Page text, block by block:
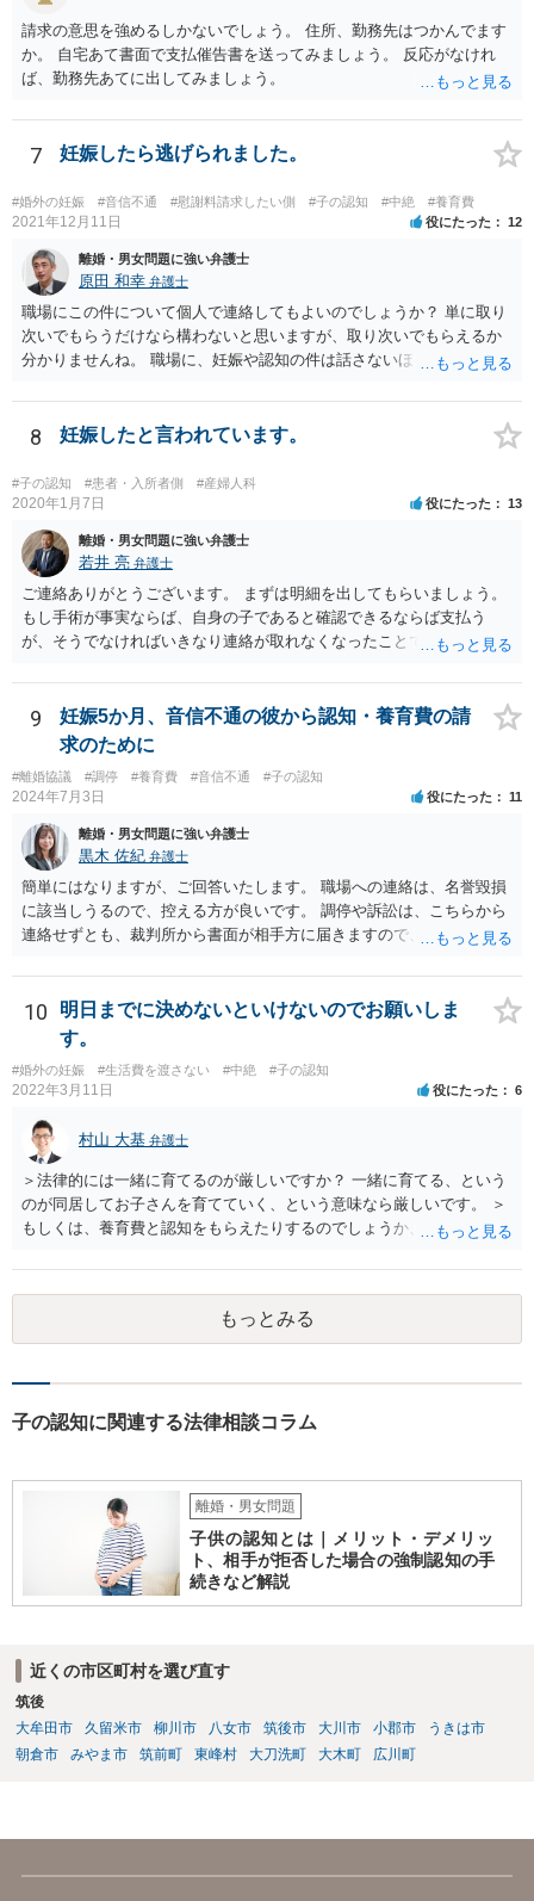
請求の意思を強めるしかないでしょう。 住所、勤務先はつかんでます
か。 自宅あて書面で支払催告書を送ってみましょう。 反応がなけれ
ば、勤務先あてに出してみましょう。
7 妊娠したら逃げられました。
#婚外の妊娠 #音信不通 #慰謝料請求したい側 #子の認知 #中絶 #養育費
2021年12月11日 役にたった 12
離婚・男女問題に強い弁護士
原田 和幸 弁護士
職場にこの件について個人で連絡してもよいのでしょうか？ 単に取り
次いでもらうだけなら構わないと思いますが、取り次いでもらえるか
分かりませんね。 職場に、妊娠や認知の件は話さないほうがよいと思
難しいと思われれば、弁護士に入ってもらうことも検討されてくださ
い。 一度、お近くの弁護士に相談されてみてもよいと思います。
8 妊娠したと言われています。
#子の認知 #患者・入所者側 #産婦人科
2020年1月7日 役にたった 13
離婚・男女問題に強い弁護士
若井 亮 弁護士
ご連絡ありがとうございます。 まずは明細を出してもらいましょう。
もし手術が事実ならば、自身の子であると確認できるならば支払う
が、そうでなければいきなり連絡が取れなくなったことで不信感もあ
してはいかがでしょうか。 代理人となる場合ですが、事務所ごとにま
ちまちです。 弊所の場合、交渉をお受けするとなると20万円くらいが
多いかと思います。
9
妊娠5か月、音信不通の彼から認知・養育費の請
求のために
#離婚協議 #調停 #養育費 #音信不通 #子の認知
2024年7月3日 役にたった 11
離婚・男女問題に強い弁護士
黒木 佐紀 弁護士
簡単にはなりますが、ご回答いたします。 職場への連絡は、名誉毀損
に該当しうるので、控える方が良いです。 調停や訴訟は、こちらから
連絡せずとも、裁判所から書面が相手方に届きますので、連絡不要で
いのであれば、調停や訴訟をするしかないかと思います。
10
明日までに決めないといけないのでお願いしま
す。
#婚外の妊娠 #生活費を渡さない #中絶 #子の認知
2022年3月11日 役にたった 6
村山 大基 弁護士
＞法律的には一緒に育てるのが厳しいですか？ 一緒に育てる、という
のが同居してお子さんを育てていく、という意味なら厳しいです。 ＞
もしくは、養育費と認知をもらえたりするのでしょうか、 相手が認知
す。 また、認知されたことを前提に、父親として子を養う義務があり
ますので、 養育費を請求できます。 ただ、極端な話相手に収入がなか
ったり、行方不明だったりすると、実際上の回収が難しい可能性はあ
ります。
もっとみる
子の認知に関連する法律相談コラム
離婚・男女問題
子供の認知とは｜メリット・デメリッ
ト、相手が拒否した場合の強制認知の手
続きなど解説
近くの市区町村を選び直す
筑後
大牟田市
久留米市 柳川市 八女市 筑後市 大川市 小郡市
うきは市
朝倉市
みやま市 筑前町 東峰村 大刀洗町 大木町 広川町